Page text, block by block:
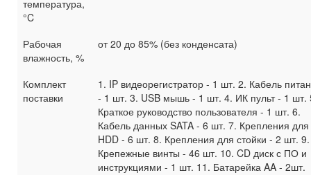
температура,
°C
Рабочая
влажность, %
от 20 до 85% (без конденсата)
Комплект
поставки
1. IP видеорегистратор - 1 шт. 2. Кабель
- 1 шт. 3. USB мышь - 1 шт. 4. ИК пульт - 1 шт.
Краткое руководство пользователя - 1 шт. 6.
Кабель данных SATA - 6 шт. 7. Крепления для
HDD - 6 шт. 8. Крепления для стойки - 2 шт. 9.
Крепежные винты - 46 шт. 10. CD диск с ПО и
инструкциями - 1 шт. 11. Батарейка AA - 2шт.